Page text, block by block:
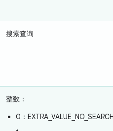
搜索查询
整数：
0：